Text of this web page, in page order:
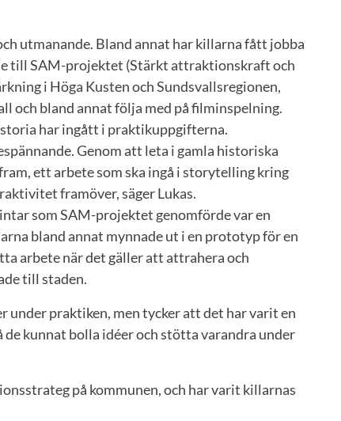
utmanande. Bland annat har killarna fått jobba
till SAM-projektet (Stärkt attraktionskraft och
i Höga Kusten och Sundsvallsregionen,
och bland annat följa med på filminspelning.
har ingått i praktikuppgifterna.
Genom att leta i gamla historiska
ett arbete som ska ingå i storytelling kring
framöver, säger Lukas.
som SAM-projektet genomförde var en
bland annat mynnade ut i en prototyp för en
arbete när det gäller att attrahera och
till staden.
under praktiken, men tycker att det har varit en
kunnat bolla idéer och stötta varandra under
på kommunen, och har varit killarnas